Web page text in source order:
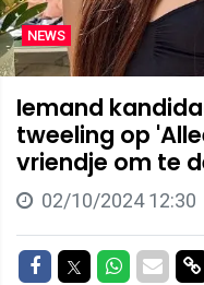
NEWS
Iemand
tweeling op
vriendje om te
02/10/2024 12:30
Delen op Facebook
Delen op
Delen op